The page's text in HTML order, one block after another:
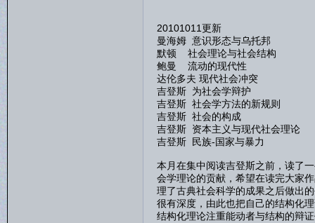
20101011更新
曼海姆 意识形态与乌托邦
默顿 社会理论与社会结构
鲍曼 流动的现代性
达伦多夫 现代社会冲突
吉登斯 为社会学辩护
吉登斯 社会学方法的新规则
吉登斯 社会的构成
吉登斯 资本主义与现代社会理论
吉登斯 民族-国家与暴力
本月在集中阅读吉登斯之前，读了
会学理论的贡献，希望在读完大家
理了古典社会科学的成果之后做出
很有深度，由此也把自己的结构化
结构化理论注重能动者与结构的辩